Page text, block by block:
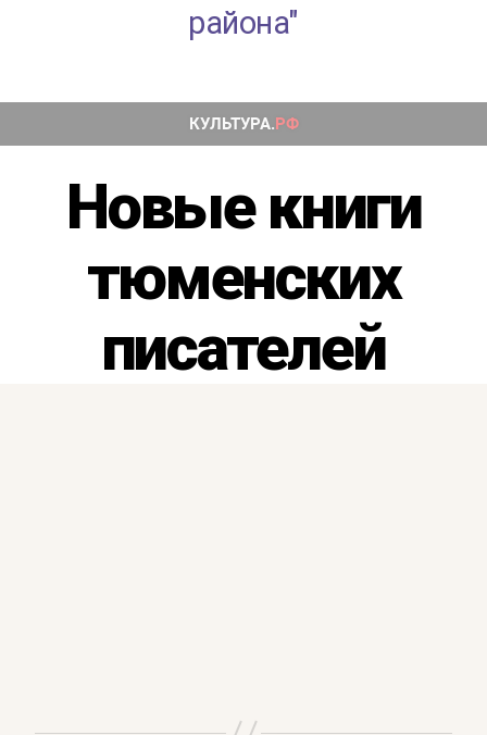
района"
Рубрики
Новые книги
тюменских
писателей